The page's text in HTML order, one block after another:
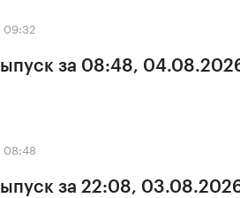
09:32
за 08:48,
08:48
за 22:08,